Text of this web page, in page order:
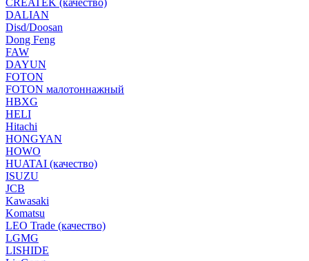
CREATEK (качество)
DALIAN
Disd/Doosan
Dong Feng
FAW
DAYUN
FOTON
FOTON малотоннажный
HBXG
HELI
Hitachi
HONGYAN
HOWO
HUATAI (качество)
ISUZU
JCB
Kawasaki
Komatsu
LEO Trade (качество)
LGMG
LISHIDE